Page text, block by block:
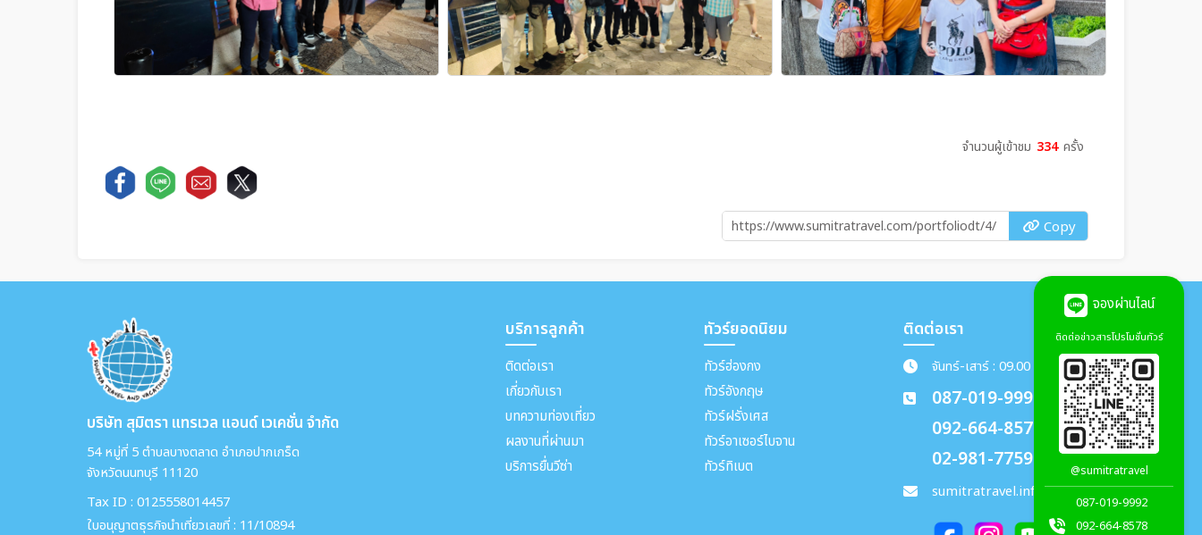
จำนวนผู้เข้าชม 334 ครั้ง
Copy
บริษัท สุมิตรา แทรเวล แอนด์ เวเคชั่น จำกัด
54 หมู่ที่ 5 ตำบลบางตลาด อำเภอปากเกร็ด
จังหวัดนนทบุรี 11120
Tax ID : 0125558014457
ใบอนุญาตธุรกิจนำเที่ยวเลขที่ : 11/10894
บริการลูกค้า
ติดต่อเรา
เกี่ยวกับเรา
บทความท่องเที่ยว
ผลงานที่ผ่านมา
บริการยื่นวีซ่า
ทัวร์ยอดนิยม
ทัวร์ฮ่องกง
ทัวร์อังกฤษ
ทัวร์ฝรั่งเศส
ทัวร์อาเซอร์ไบจาน
ทัวร์ทิเบต
ติดต่อเรา
จันทร์-เสาร์ : 09.00 - 18.00 น.
087-019-9992
092-664-8578
02-981-7759
sumitratravel.info@gmail.com
จองผ่านไลน์
ติดต่อข่าวสารโปรโมชั่นทัวร์
@sumitratravel
087-019-9992
092-664-8578